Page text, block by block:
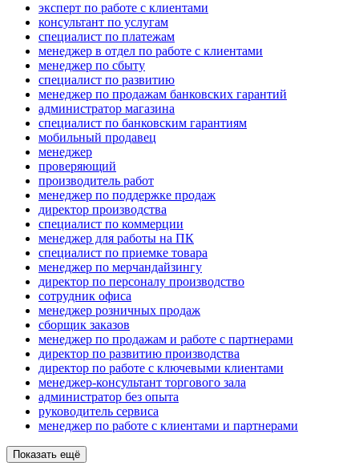
эксперт по работе с клиентами
консультант по услугам
специалист по платежам
менеджер в отдел по работе с клиентами
менеджер по сбыту
специалист по развитию
менеджер по продажам банковских гарантий
администратор магазина
специалист по банковским гарантиям
мобильный продавец
менеджер
проверяющий
производитель работ
менеджер по поддержке продаж
директор производства
специалист по коммерции
менеджер для работы на ПК
специалист по приемке товара
менеджер по мерчандайзингу
директор по персоналу производство
сотрудник офиса
менеджер розничных продаж
сборщик заказов
менеджер по продажам и работе с партнерами
директор по развитию производства
директор по работе с ключевыми клиентами
менеджер-консультант торгового зала
администратор без опыта
руководитель сервиса
менеджер по работе с клиентами и партнерами
Показать ещё